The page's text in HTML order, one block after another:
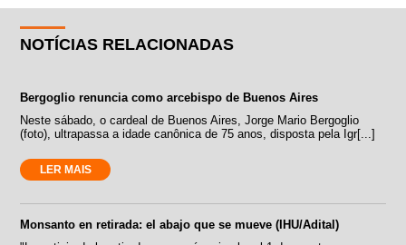
NOTÍCIAS RELACIONADAS
Bergoglio renuncia como arcebispo de Buenos Aires
Neste sábado, o cardeal de Buenos Aires, Jorge Mario Bergoglio
(foto), ultrapassa a idade canônica de 75 anos, disposta pela Igr[...]
LER MAIS
Monsanto en retirada: el abajo que se mueve (IHU/Adital)